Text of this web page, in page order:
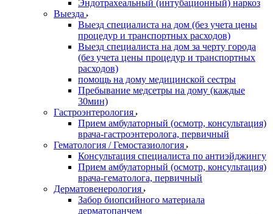
Эндотрахеальный (интубационный) наркоз
Выезда
Выезд специалиста на дом (без учета цены
процедур и транспортных расходов)
Выезд специалиста на дом за черту города
(без учета цены процедур и транспортных
расходов)
помощь на дому медицинской сестры
Пребывание медсетры на дому (каждые
30мин)
Гастроэнтерология
Прием амбулаторный (осмотр, консультация)
врача-гастроэнтеролога, первичный
Гематология / Гемостазиология
Консультация специалиста по антиэйджингу
Прием амбулаторный (осмотр, консультация)
врача-гематолога, первичный
Дерматовенерология
Забор биопсийного материала
дерматопанчем